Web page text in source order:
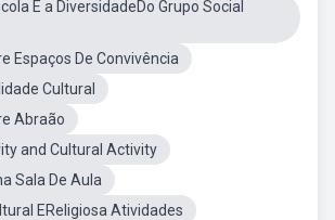
E a DiversidadeDo Grupo Social
Espaços De Convivência
Cultural
Abraão
and Cultural Activity
Sala De Aula
EReligiosa Atividades